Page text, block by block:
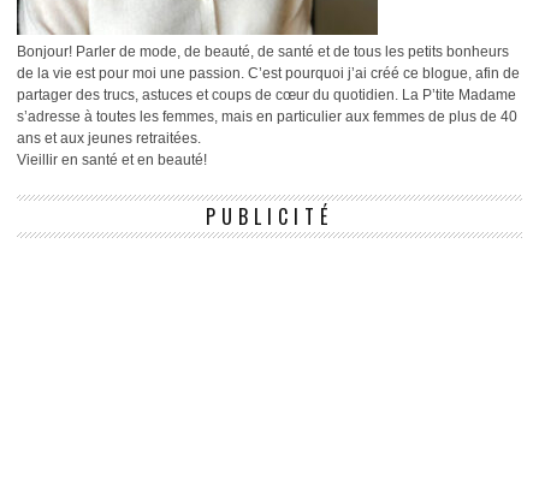
Bonjour! Parler de mode, de beauté, de santé et de tous les petits bonheurs
de la vie est pour moi une passion. C’est pourquoi j’ai créé ce blogue, afin de
partager des trucs, astuces et coups de cœur du quotidien. La P’tite Madame
s’adresse à toutes les femmes, mais en particulier aux femmes de plus de 40
ans et aux jeunes retraitées.
Vieillir en santé et en beauté!
PUBLICITÉ